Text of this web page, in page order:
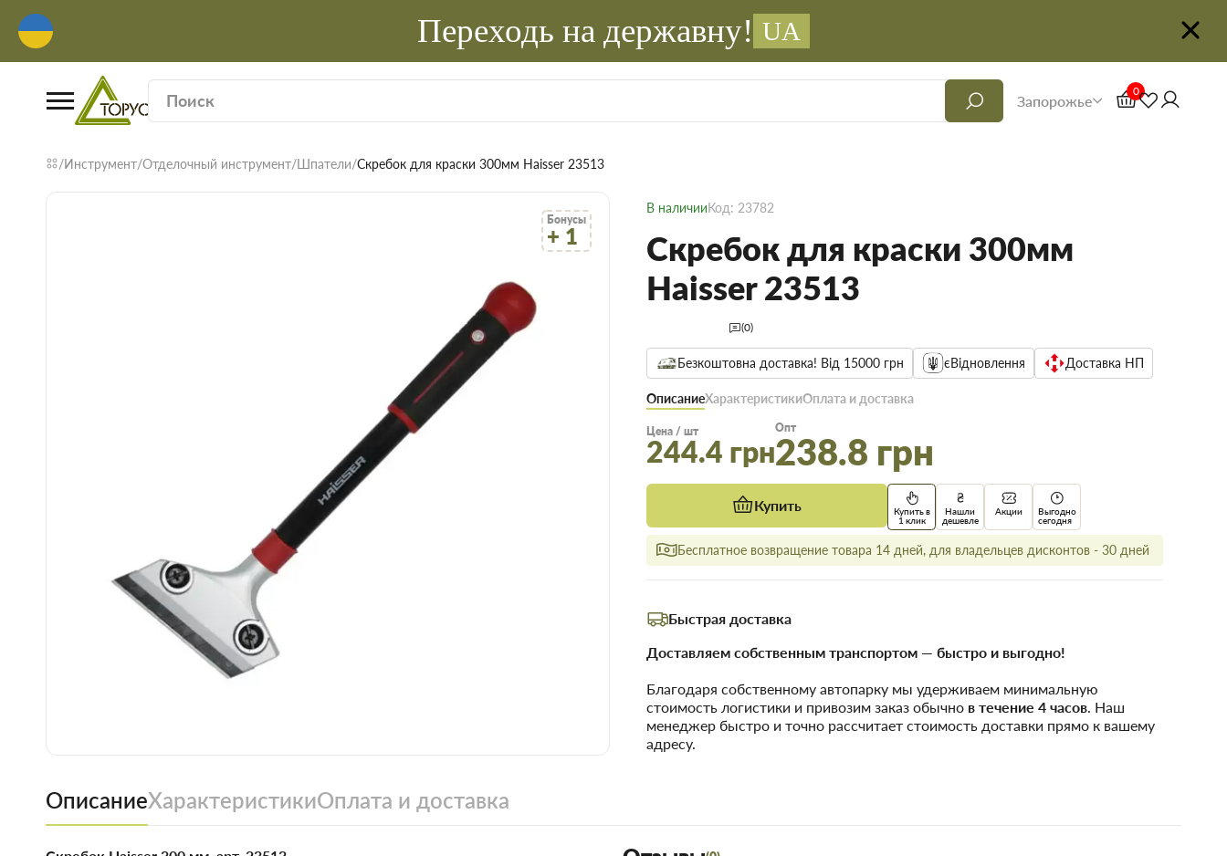
Переходь на державну! UA
Запорожье
0
Инструмент Отделочный инструмент Шпатели Скребок для краски 300мм Haisser 23513
Бонусы
+ 1
В наличииКод: 23782
Скребок для краски 300мм
Haisser 23513
(0)
Безкоштовна доставка! Від 15000 грн єВідновлення Доставка НП
ОписаниеХарактеристикиОплата и доставка
Цена / шт
244.4 грн
Опт
238.8 грн
Купить
Купить в
1 клик
Нашли
дешевле
Акции
Выгодно
сегодня
Бесплатное возвращение товара 14 дней, для владельцев дисконтов - 30 дней
Быстрая доставка
Доставляем собственным транспортом — быстро и выгодно!
Благодаря собственному автопарку мы удерживаем минимальную
стоимость логистики и привозим заказ обычно в течение 4 часов. Наш
менеджер быстро и точно рассчитает стоимость доставки прямо к вашему
адресу.
ОписаниеХарактеристикиОплата и доставка